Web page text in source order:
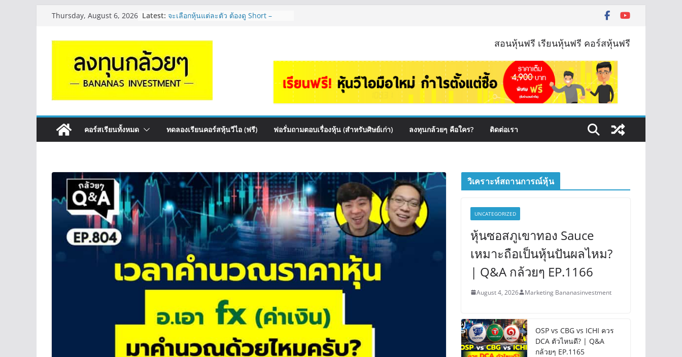
content
Thursday, August 6, 2026 Latest: จะเลือกหุ้นแต่ละตัว ต้องดู Short –
ระยะยาว อุตสาหกรรมไหนดี? | Q&A
กล้วยๆ EP.1163
หุ้นซอสภูเขาทอง Sauce เหมาะถือเป็น
หุ้นปันผลไหม? | Q&A กล้วยๆ EP.1166
รีวิวงบกลุ่ม Bank หุ้นไหนเหมาะถือเอา
“ปันผล” | EP.175
สอนหุ้นฟรี เรียนหุ้นฟรี คอร์สหุ้นฟรี
คอร์สเรียนทั้งหมด ทดลองเรียนคอร์สหุ้นวีไอ (ฟรี) ฟอรั่มถามตอบเรื่องหุ้น (สำหรับศิษย์เก่า) ลงทุนกล้วยๆ คือใคร? ติดต่อเรา
วิเคราะห์สถานการณ์หุ้น
UNCATEGORIZED
หุ้นซอสภูเขาทอง Sauce
เหมาะถือเป็นหุ้นปันผลไหม?
| Q&A กล้วยๆ EP.1166
August 4, 2026 Marketing Bananasinvestment
OSP vs CBG vs ICHI ควร
DCA ตัวไหนดี? | Q&A
กล้วยๆ EP.1165